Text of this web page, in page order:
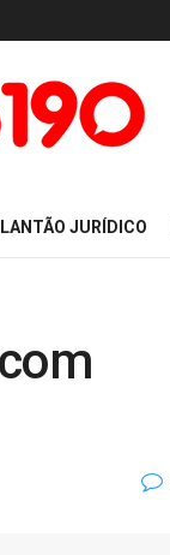
JURÍDICO